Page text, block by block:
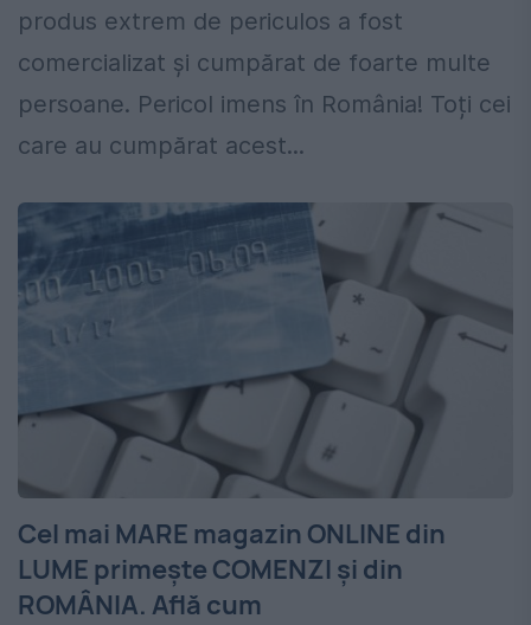
produs extrem de periculos a fost
comercializat și cumpărat de foarte multe
persoane. Pericol imens în România! Toți cei
care au cumpărat acest...
Cel mai MARE magazin ONLINE din
LUME primeşte COMENZI şi din
ROMÂNIA. Află cum